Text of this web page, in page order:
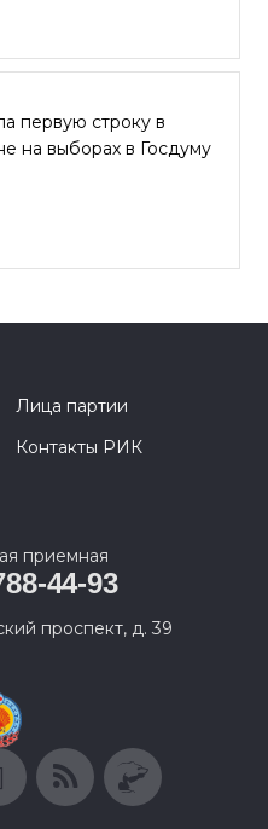
первую строку в
на выборах в Госдуму
Лица партии
Контакты РИК
приемная
44-93
проспект, д. 39